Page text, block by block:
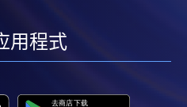
linkedin
用程式